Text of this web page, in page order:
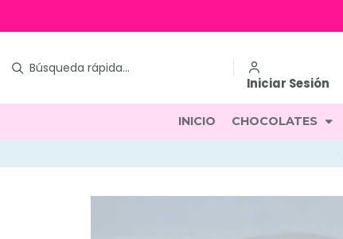
Iniciar Sesión
INICIO CHOCOLATES